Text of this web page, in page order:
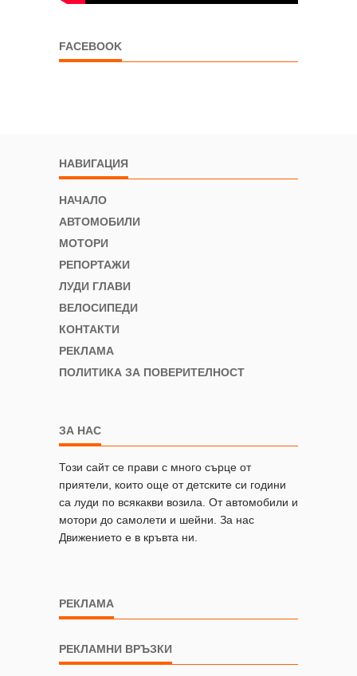
FACEBOOK
НАВИГАЦИЯ
НАЧАЛО
АВТОМОБИЛИ
МОТОРИ
РЕПОРТАЖИ
ЛУДИ ГЛАВИ
ВЕЛОСИПЕДИ
КОНТАКТИ
РЕКЛАМА
ПОЛИТИКА ЗА ПОВЕРИТЕЛНОСТ
ЗА НАС
Този сайт се прави с много сърце от
приятели, които още от детските си години
са луди по всякакви возила. От автомобили и
мотори до самолети и шейни. За нас
Движението е в кръвта ни.
РЕКЛАМА
РЕКЛАМНИ ВРЪЗКИ